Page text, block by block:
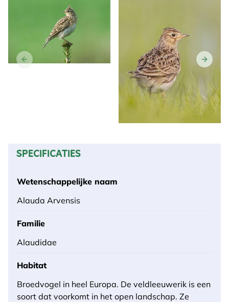
SPECIFICATIES
Wetenschappelijke naam
Alauda Arvensis
Familie
Alaudidae
Habitat
Broedvogel in heel Europa. De veldleeuwerik is een
soort dat voorkomt in het open landschap. Ze